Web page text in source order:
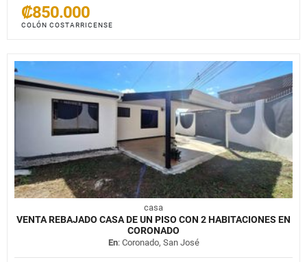
₡850.000
COLÓN COSTARRICENSE
casa
VENTA REBAJADO CASA DE UN PISO CON 2 HABITACIONES EN
CORONADO
En: Coronado, San José